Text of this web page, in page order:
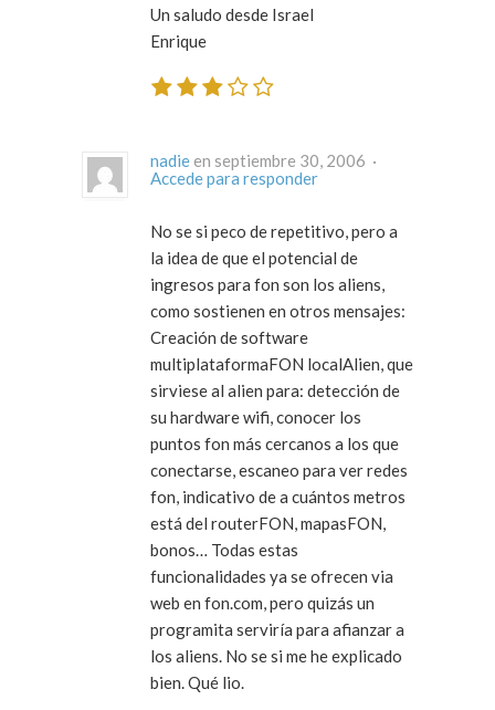
Un saludo desde Israel
Enrique
nadie
en septiembre 30, 2006 ·
Accede para responder
No se si peco de repetitivo, pero a
la idea de que el potencial de
ingresos para fon son los aliens,
como sostienen en otros mensajes:
Creación de software
multiplataformaFON localAlien, que
sirviese al alien para: detección de
su hardware wifi, conocer los
puntos fon más cercanos a los que
conectarse, escaneo para ver redes
fon, indicativo de a cuántos metros
está del routerFON, mapasFON,
bonos… Todas estas
funcionalidades ya se ofrecen via
web en fon.com, pero quizás un
programita serviría para afianzar a
los aliens. No se si me he explicado
bien. Qué lio.